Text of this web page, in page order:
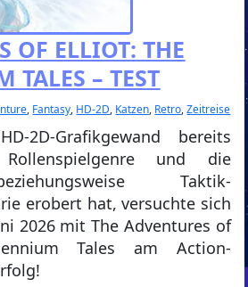
OF ELLIOT: THE
TALES – TEST
, Fantasy, HD-2D, Katzen, Retro,Zeitreise
2D-Grafikgewand bereits
und die
Taktik-
erobert hat, versuchte sich
2026 mit The Adventures of
Tales am Action-